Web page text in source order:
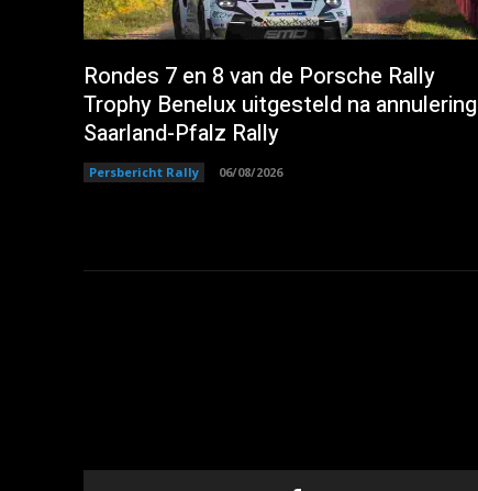
Rondes 7 en 8 van de Porsche Rally
Trophy Benelux uitgesteld na annulering
Saarland-Pfalz Rally
Persbericht Rally 06/08/2026